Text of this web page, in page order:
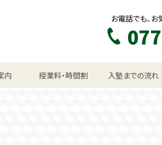
お電話でも、お
内 授業料・時間割 入塾までの流れ